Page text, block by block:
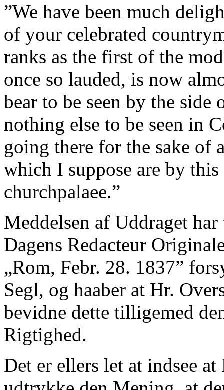
”We have been much
of your celebrated
ranks as the first of the
once so lauded, is now
bear to be seen by the
nothing else to be seen in
going there for the sake of
which I suppose are by
churchpalaee.”
Meddelsen af Uddraget
Dagens Redacteur
„Rom, Febr. 28. 1837”
Segl, og haaber at Hr.
bevidne dette tilligemed
Rigtighed.
Det er ellers let at indsee